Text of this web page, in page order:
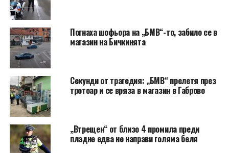
Погнаха шофьора на „БМВ“-то, забило се в
магазин на Бичкинята
Секунди от трагедия: „БМВ“ прелетя през
тротоар и се вряза в магазин в Габрово
„Втрещен“ от близо 4 промила преди
пладне едва не направи голяма беля